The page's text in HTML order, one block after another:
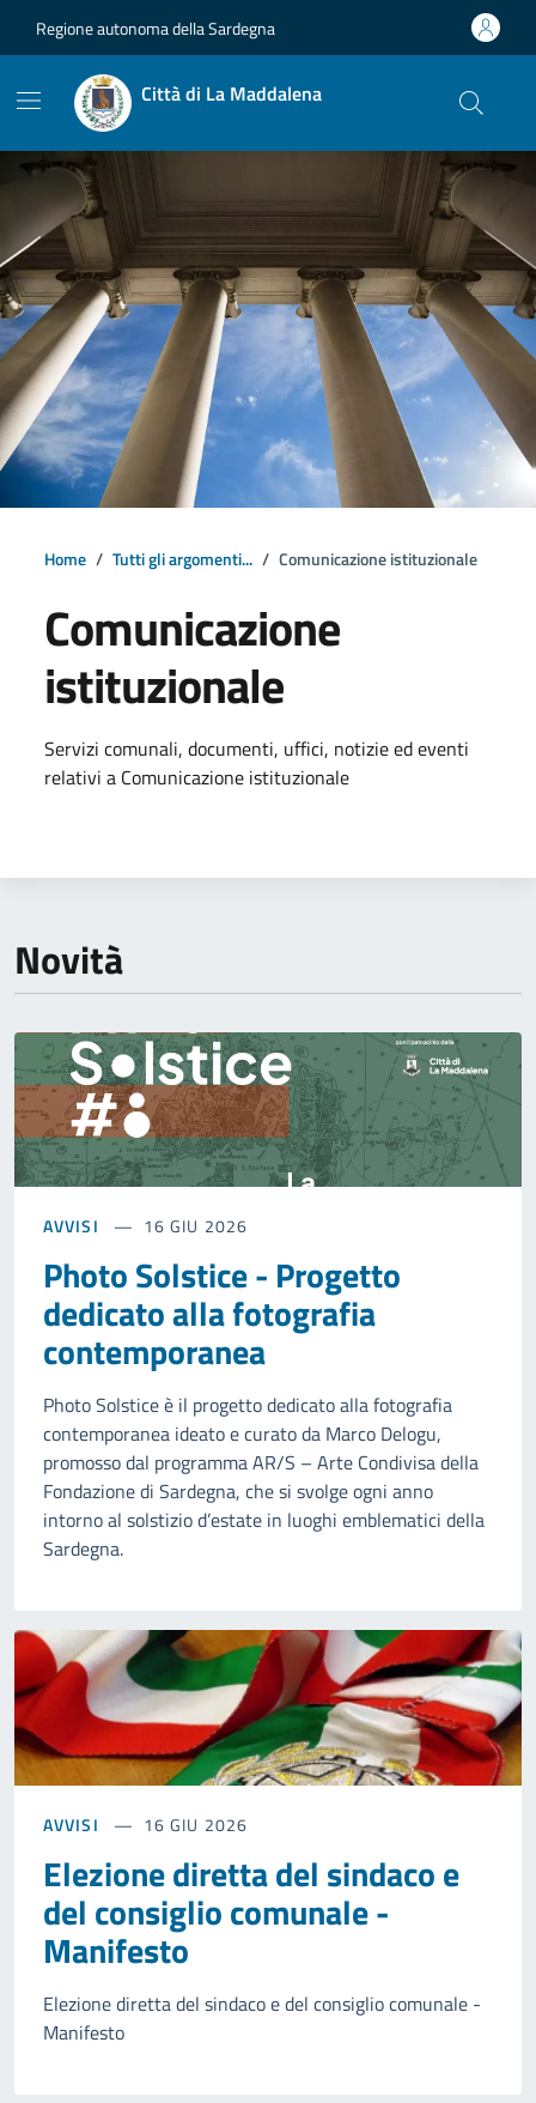
Regione autonoma della Sardegna
Città di La Maddalena
Home Tutti gli argomenti... Comunicazione istituzionale
Comunicazione
istituzionale
Dettagli della notizia
Servizi comunali, documenti, uffici, notizie ed eventi
relativi a Comunicazione istituzionale
Novità
AVVISI 16 GIU 2026
Photo Solstice - Progetto
dedicato alla fotografia
contemporanea
Photo Solstice è il progetto dedicato alla fotografia
contemporanea ideato e curato da Marco Delogu,
promosso dal programma AR/S – Arte Condivisa della
Fondazione di Sardegna, che si svolge ogni anno
intorno al solstizio d’estate in luoghi emblematici della
Sardegna.
AVVISI 16 GIU 2026
Elezione diretta del sindaco e
del consiglio comunale -
Manifesto
Elezione diretta del sindaco e del consiglio comunale -
Manifesto